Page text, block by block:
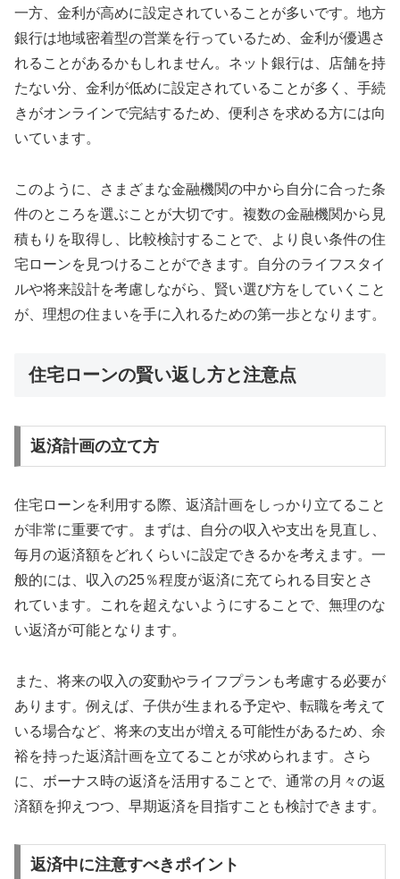
一方、金利が高めに設定されていることが多いです。地方
銀行は地域密着型の営業を行っているため、金利が優遇さ
れることがあるかもしれません。ネット銀行は、店舗を持
たない分、金利が低めに設定されていることが多く、手続
きがオンラインで完結するため、便利さを求める方には向
いています。
このように、さまざまな金融機関の中から自分に合った条
件のところを選ぶことが大切です。複数の金融機関から見
積もりを取得し、比較検討することで、より良い条件の住
宅ローンを見つけることができます。自分のライフスタイ
ルや将来設計を考慮しながら、賢い選び方をしていくこと
が、理想の住まいを手に入れるための第一歩となります。
住宅ローンの賢い返し方と注意点
返済計画の立て方
住宅ローンを利用する際、返済計画をしっかり立てること
が非常に重要です。まずは、自分の収入や支出を見直し、
毎月の返済額をどれくらいに設定できるかを考えます。一
般的には、収入の25％程度が返済に充てられる目安とさ
れています。これを超えないようにすることで、無理のな
い返済が可能となります。
また、将来の収入の変動やライフプランも考慮する必要が
あります。例えば、子供が生まれる予定や、転職を考えて
いる場合など、将来の支出が増える可能性があるため、余
裕を持った返済計画を立てることが求められます。さら
に、ボーナス時の返済を活用することで、通常の月々の返
済額を抑えつつ、早期返済を目指すことも検討できます。
返済中に注意すべきポイント